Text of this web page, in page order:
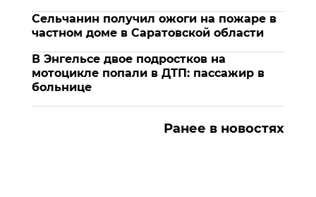
Сельчанин получил ожоги на пожаре в
частном доме в Саратовской области
В Энгельсе двое подростков на
мотоцикле попали в ДТП: пассажир в
больнице
Ранее в новостях